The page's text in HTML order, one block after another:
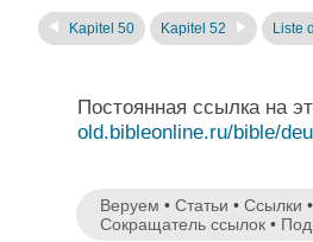
Kapitel 50 Kapitel 52 Liste
Постоянная ссылка на
old.bibleonline.ru/bible/
Веруем • Статьи • Ссылки
Сокращатель ссылок •